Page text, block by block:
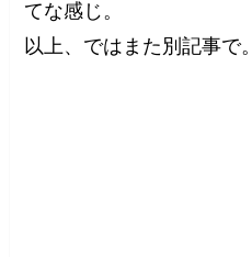
てな感じ。
以上、ではまた別記事で。